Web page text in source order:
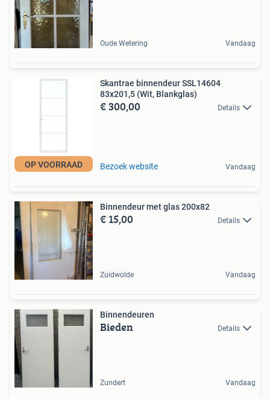
Oude Wetering Vandaag
OP VOORRAAD
Skantrae binnendeur SSL14604
83x201,5 (Wit, Blankglas)
€ 300,00 Details
Bezoek website Vandaag
Binnendeur met glas 200x82
€ 15,00 Details
Zuidwolde Vandaag
Binnendeuren
Bieden Details
Zundert Vandaag